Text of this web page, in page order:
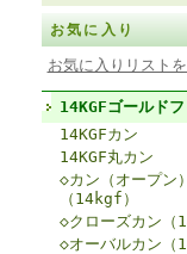
お気に入り
お気に入りリスト
14KGFゴールド
14KGFカン
14KGF丸カン
◇カン（オープン）
（14kgf）
◇クローズカン（
◇オーバルカン（